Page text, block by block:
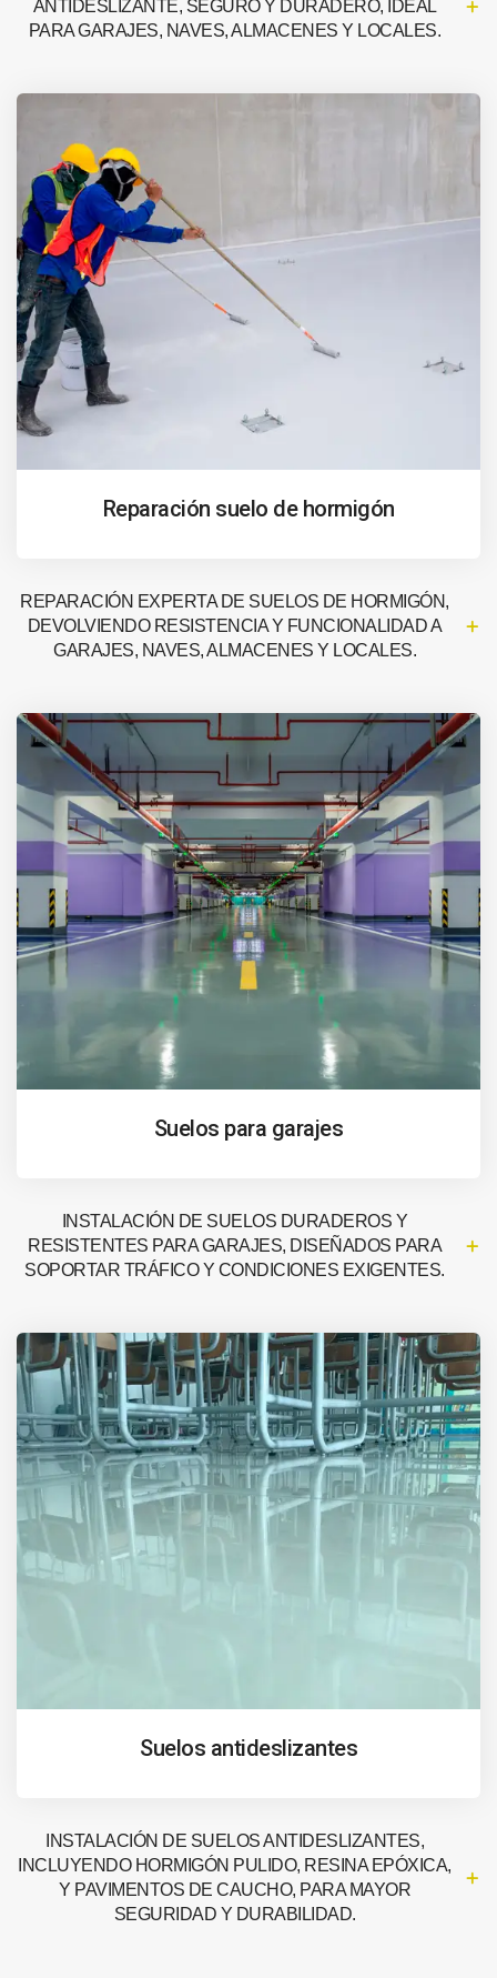
ANTIDESLIZANTE, SEGURO Y DURADERO, IDEAL
PARA GARAJES, NAVES, ALMACENES Y LOCALES.
Reparación suelo de hormigón
REPARACIÓN EXPERTA DE SUELOS DE HORMIGÓN,
DEVOLVIENDO RESISTENCIA Y FUNCIONALIDAD A
GARAJES, NAVES, ALMACENES Y LOCALES.
Suelos para garajes
INSTALACIÓN DE SUELOS DURADEROS Y
RESISTENTES PARA GARAJES, DISEÑADOS PARA
SOPORTAR TRÁFICO Y CONDICIONES EXIGENTES.
Suelos antideslizantes
INSTALACIÓN DE SUELOS ANTIDESLIZANTES,
INCLUYENDO HORMIGÓN PULIDO, RESINA EPÓXICA,
Y PAVIMENTOS DE CAUCHO, PARA MAYOR
SEGURIDAD Y DURABILIDAD.